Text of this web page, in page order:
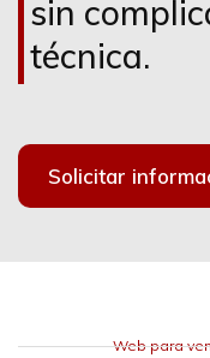
sin
técnica.
Solicitar
Web para